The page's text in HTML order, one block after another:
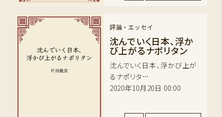
評論・エッセイ
沈んでいく日本、浮か
び上がるナポリタン
沈んでいく日本、浮かび上が
るナポリタ…
2020年10月20日 00:00